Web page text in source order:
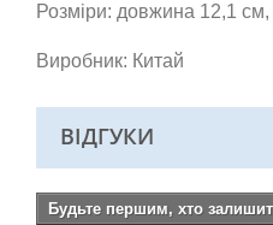
Розміри: довжина 12,1
Виробник: Китай
ВІДГУКИ
Будьте першим, хто